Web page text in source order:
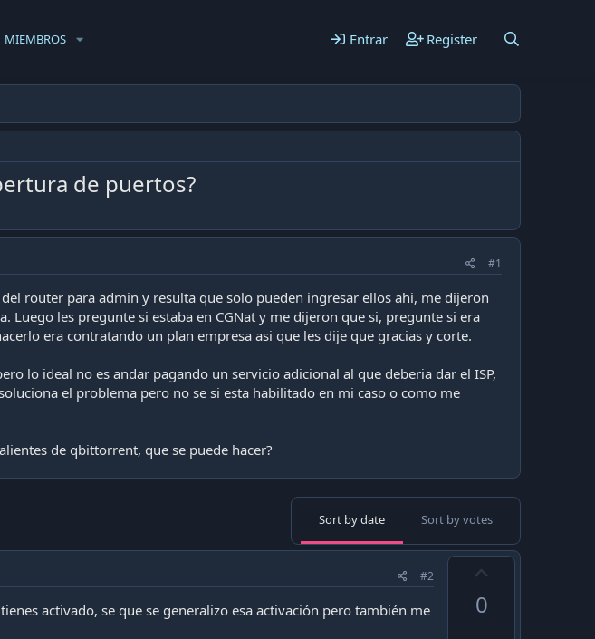
MIEMBROS Entrar Register
de puertos?
#1
router para admin y resulta que solo pueden ingresar ellos ahi, me dijeron
les pregunte si estaba en CGNat y me dijeron que si, pregunte si era
era contratando un plan empresa asi que les dije que gracias y corte.
lo ideal no es andar pagando un servicio adicional al que deberia dar el ISP,
el problema pero no se si esta habilitado en mi caso o como me
de qbittorrent, que se puede hacer?
Sort by date Sort by votes
#2
activado, se que se generalizo esa activación pero también me
0